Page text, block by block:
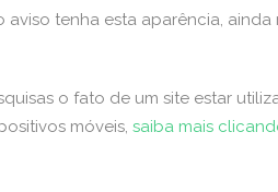
tenha esta aparência, ainda
o fato de um site estar
móveis, saiba mais